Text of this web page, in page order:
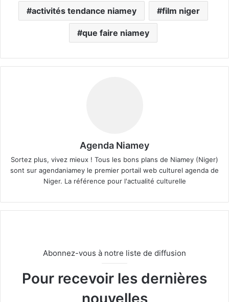
activités tendance niamey film niger
que faire niamey
Agenda Niamey
Sortez plus, vivez mieux ! Tous les bons plans de Niamey (Niger)
sont sur agendaniamey le premier portail web culturel agenda de
Niger. La référence pour l'actualité culturelle
Abonnez-vous à notre liste de diffusion
Pour recevoir les dernières
nouvelles